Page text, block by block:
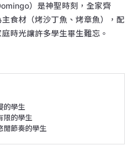
）是神聖時刻，全家齊
食材（烤沙丁魚、烤章魚），配
時光讓許多學生畢生難忘。
的學生
限的學生
閒節奏的學生